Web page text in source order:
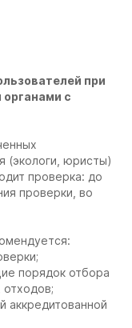
при
с
(экологи, юристы)
проверка: до
проверки, во
порядок отбора
отходов;
аккредитованной